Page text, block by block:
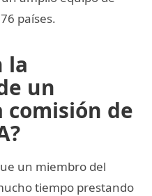
países.
la
un
comisión de
un miembro del
tiempo prestando